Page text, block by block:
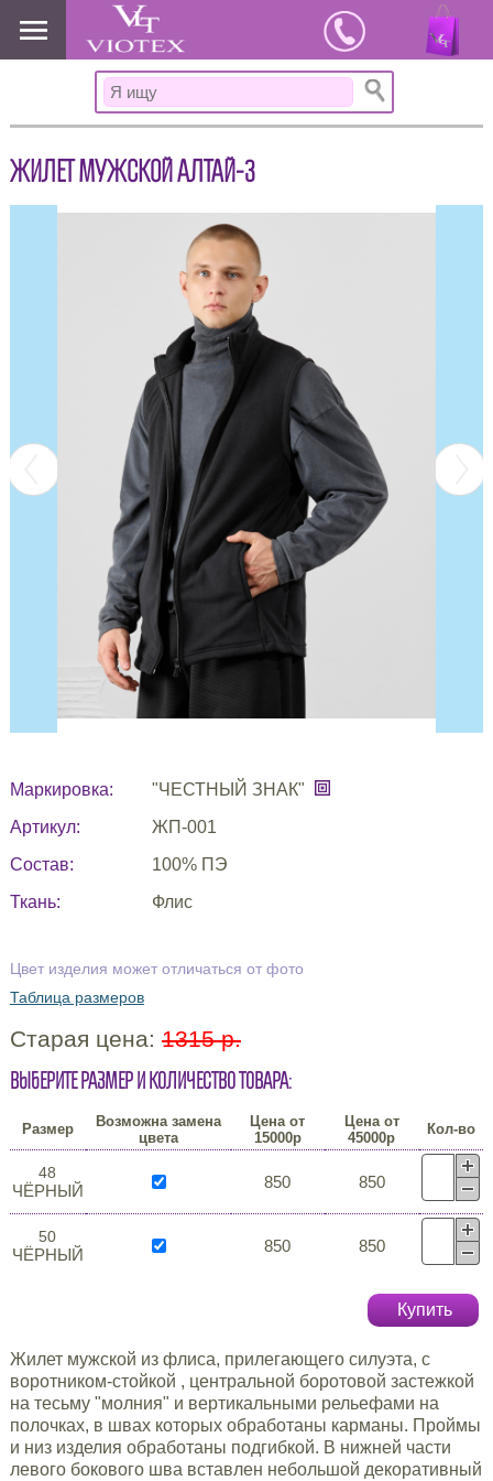
www.viotex37.ru
ЖИЛЕТ МУЖСКОЙ АЛТАЙ-3
Маркировка:
"ЧЕСТНЫЙ ЗНАК"
Артикул:
ЖП-001
Состав:
100% ПЭ
Ткань:
Флис
Цвет изделия может отличаться от фото
Таблица размеров
Старая цена: 1315 р.
Выберите размер и количество товара:
Размер
Возможна замена
цвета
Цена от
15000р
Цена от
45000р
Кол-во
48
ЧЁРНЫЙ 850 850
50
ЧЁРНЫЙ 850 850
Купить
Жилет мужской из флиса, прилегающего силуэта, с
воротником-стойкой , центральной боротовой застежкой
на тесьму "молния" и вертикальными рельефами на
полочках, в швах которых обработаны карманы. Проймы
и низ изделия обработаны подгибкой. В нижней части
левого бокового шва вставлен небольшой декоративный